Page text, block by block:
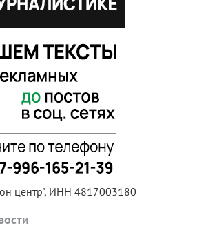
центр", ИНН 4817003180